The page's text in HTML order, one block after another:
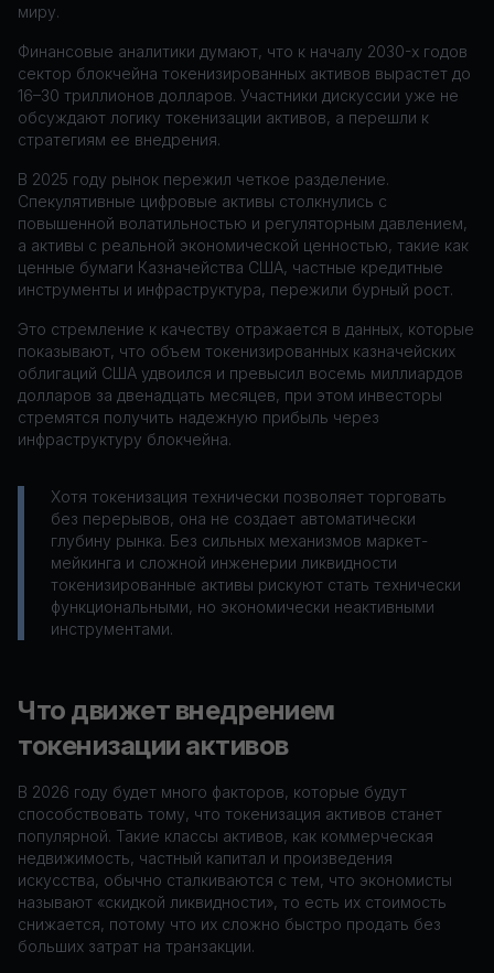
миру.
Финансовые аналитики думают, что к началу 2030-х годов
сектор блокчейна токенизированных активов вырастет до
16–30 триллионов долларов. Участники дискуссии уже не
обсуждают логику токенизации активов, а перешли к
стратегиям ее внедрения.
В 2025 году рынок пережил четкое разделение.
Спекулятивные цифровые активы столкнулись с
повышенной волатильностью и регуляторным давлением,
а активы с реальной экономической ценностью, такие как
ценные бумаги Казначейства США, частные кредитные
инструменты и инфраструктура, пережили бурный рост.
Это стремление к качеству отражается в данных, которые
показывают, что объем токенизированных казначейских
облигаций США удвоился и превысил восемь миллиардов
долларов за двенадцать месяцев, при этом инвесторы
стремятся получить надежную прибыль через
инфраструктуру блокчейна.
Хотя токенизация технически позволяет торговать
без перерывов, она не создает автоматически
глубину рынка. Без сильных механизмов маркет-
мейкинга и сложной инженерии ликвидности
токенизированные активы рискуют стать технически
функциональными, но экономически неактивными
инструментами.
Что движет внедрением
токенизации активов
В 2026 году будет много факторов, которые будут
способствовать тому, что токенизация активов станет
популярной. Такие классы активов, как коммерческая
недвижимость, частный капитал и произведения
искусства, обычно сталкиваются с тем, что экономисты
называют «скидкой ликвидности», то есть их стоимость
снижается, потому что их сложно быстро продать без
больших затрат на транзакции.